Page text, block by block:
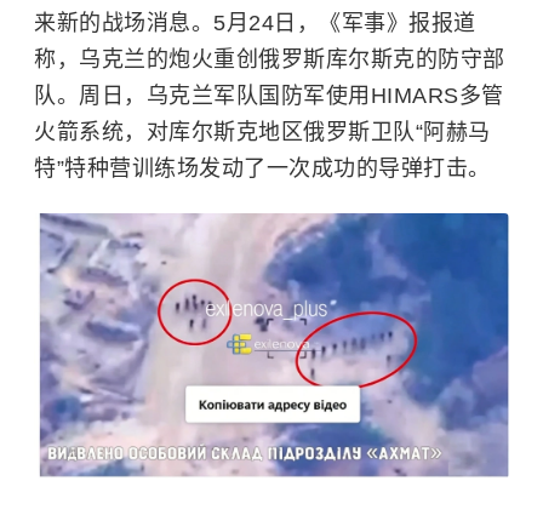
来新的战场消息。5月24日，《军事》报报道
称，乌克兰的炮火重创俄罗斯库尔斯克的防守部
队。周日，乌克兰军队国防军使用HIMARS多管
火箭系统，对库尔斯克地区俄罗斯卫队“阿赫马
特”特种营训练场发动了一次成功的导弹打击。